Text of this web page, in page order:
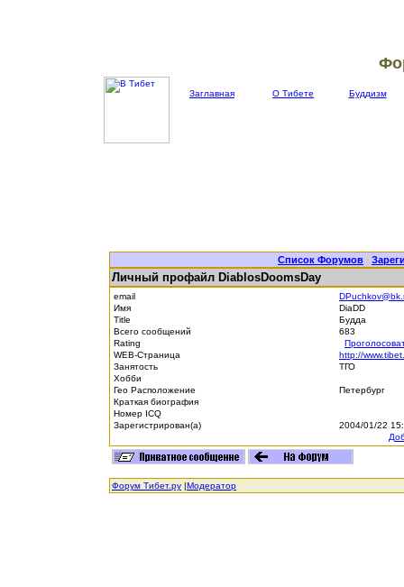
Заглавная О Тибете Буддизм
Список Форумов |
Личный профайл DiablosDoomsDay
email
Имя
DiaDD
Title
Будда
Всего сообщений
683
Rating
WEB-Страница
http://
Занятость
ТГО
Хобби
Гео Расположение
Петербург
Краткая биография
Номер ICQ
Зарегистрирован(а)
2004/01/22
Форум Тибет.ру |Модератор